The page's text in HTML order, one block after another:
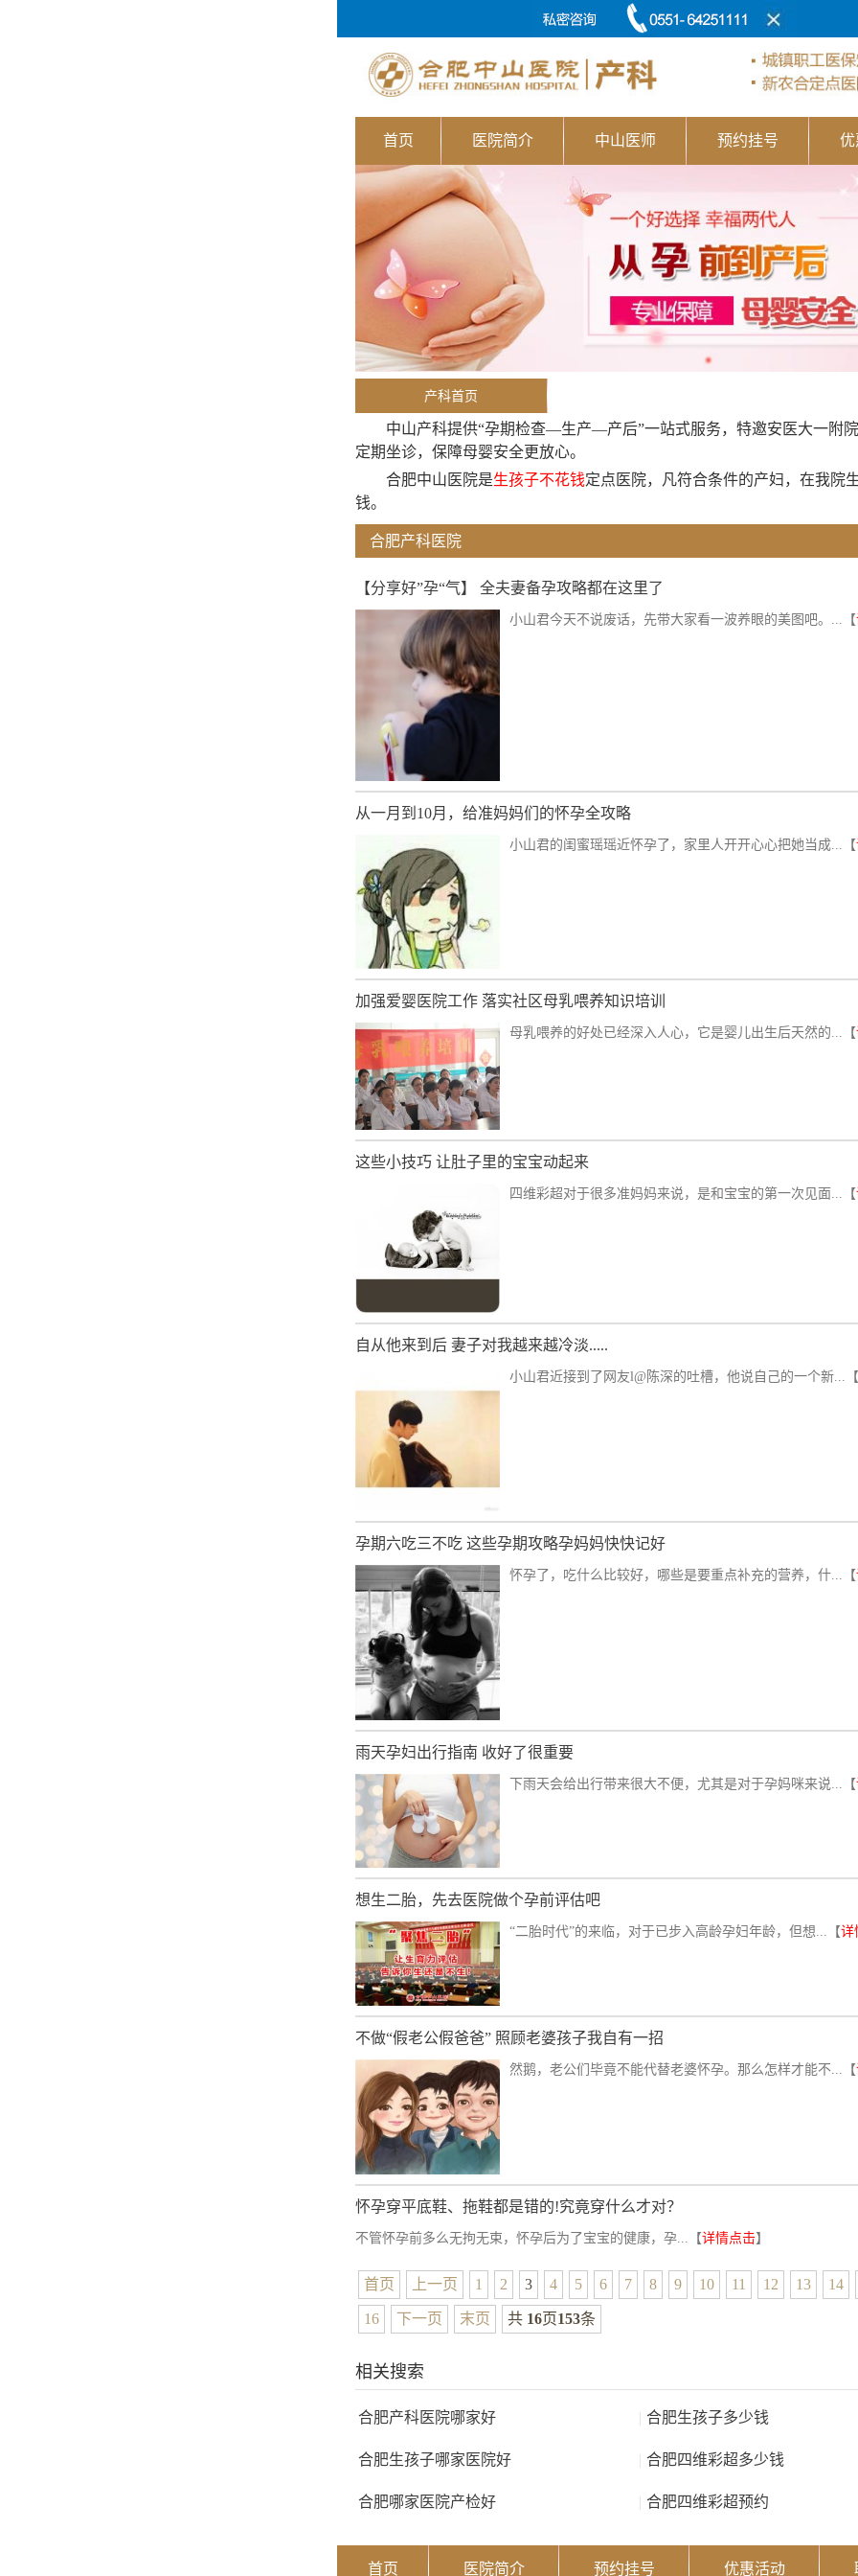
首页 医院简介 中山医师 预约挂号 优
产科首页
中山产科提供“孕期检查—生产—产后”一站式服务，特邀安医大一附
定期坐诊，保障母婴安全更放心。
合肥中山医院是生孩子不花钱定点医院，凡符合条件的产妇，在我院
钱。
合肥产科医院
【分享好”孕“气】 全夫妻备孕攻略都在这里了
小山君今天不说废话，先带大家看一波养眼的美图吧。...【
从一月到10月，给准妈妈们的怀孕全攻略
小山君的闺蜜瑶瑶近怀孕了，家里人开开心心把她当成...【
加强爱婴医院工作 落实社区母乳喂养知识培训
母乳喂养的好处已经深入人心，它是婴儿出生后天然的...【
这些小技巧 让肚子里的宝宝动起来
四维彩超对于很多准妈妈来说，是和宝宝的第一次见面...【
自从他来到后 妻子对我越来越冷淡.....
小山君近接到了网友l@陈深的吐槽，他说自己的一个新...【
孕期六吃三不吃 这些孕期攻略孕妈妈快快记好
怀孕了，吃什么比较好，哪些是要重点补充的营养，什...【
雨天孕妇出行指南 收好了很重要
下雨天会给出行带来很大不便，尤其是对于孕妈咪来说...【
想生二胎，先去医院做个孕前评估吧
“二胎时代”的来临，对于已步入高龄孕妇年龄，但想...【详
不做“假老公假爸爸” 照顾老婆孩子我自有一招
然鹅，老公们毕竟不能代替老婆怀孕。那么怎样才能不...【
怀孕穿平底鞋、拖鞋都是错的!究竟穿什么才对？
不管怀孕前多么无拘无束，怀孕后为了宝宝的健康，孕...【详情点击】
首页 上一页 1 2 3 4 5 6 7 8 9 10 11 12 13 14
16 下一页 末页 共 16页153条
相关搜索
合肥产科医院哪家好 | 合肥生孩子多少钱
合肥生孩子哪家医院好 | 合肥四维彩超多少钱
合肥哪家医院产检好 | 合肥四维彩超预约
首页 医院简介 预约挂号 优惠活动